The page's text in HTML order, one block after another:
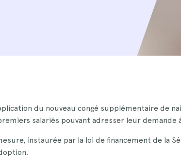
du nouveau congé supplémentaire de
salariés pouvant adresser leur
instaurée par la loi de financement de la